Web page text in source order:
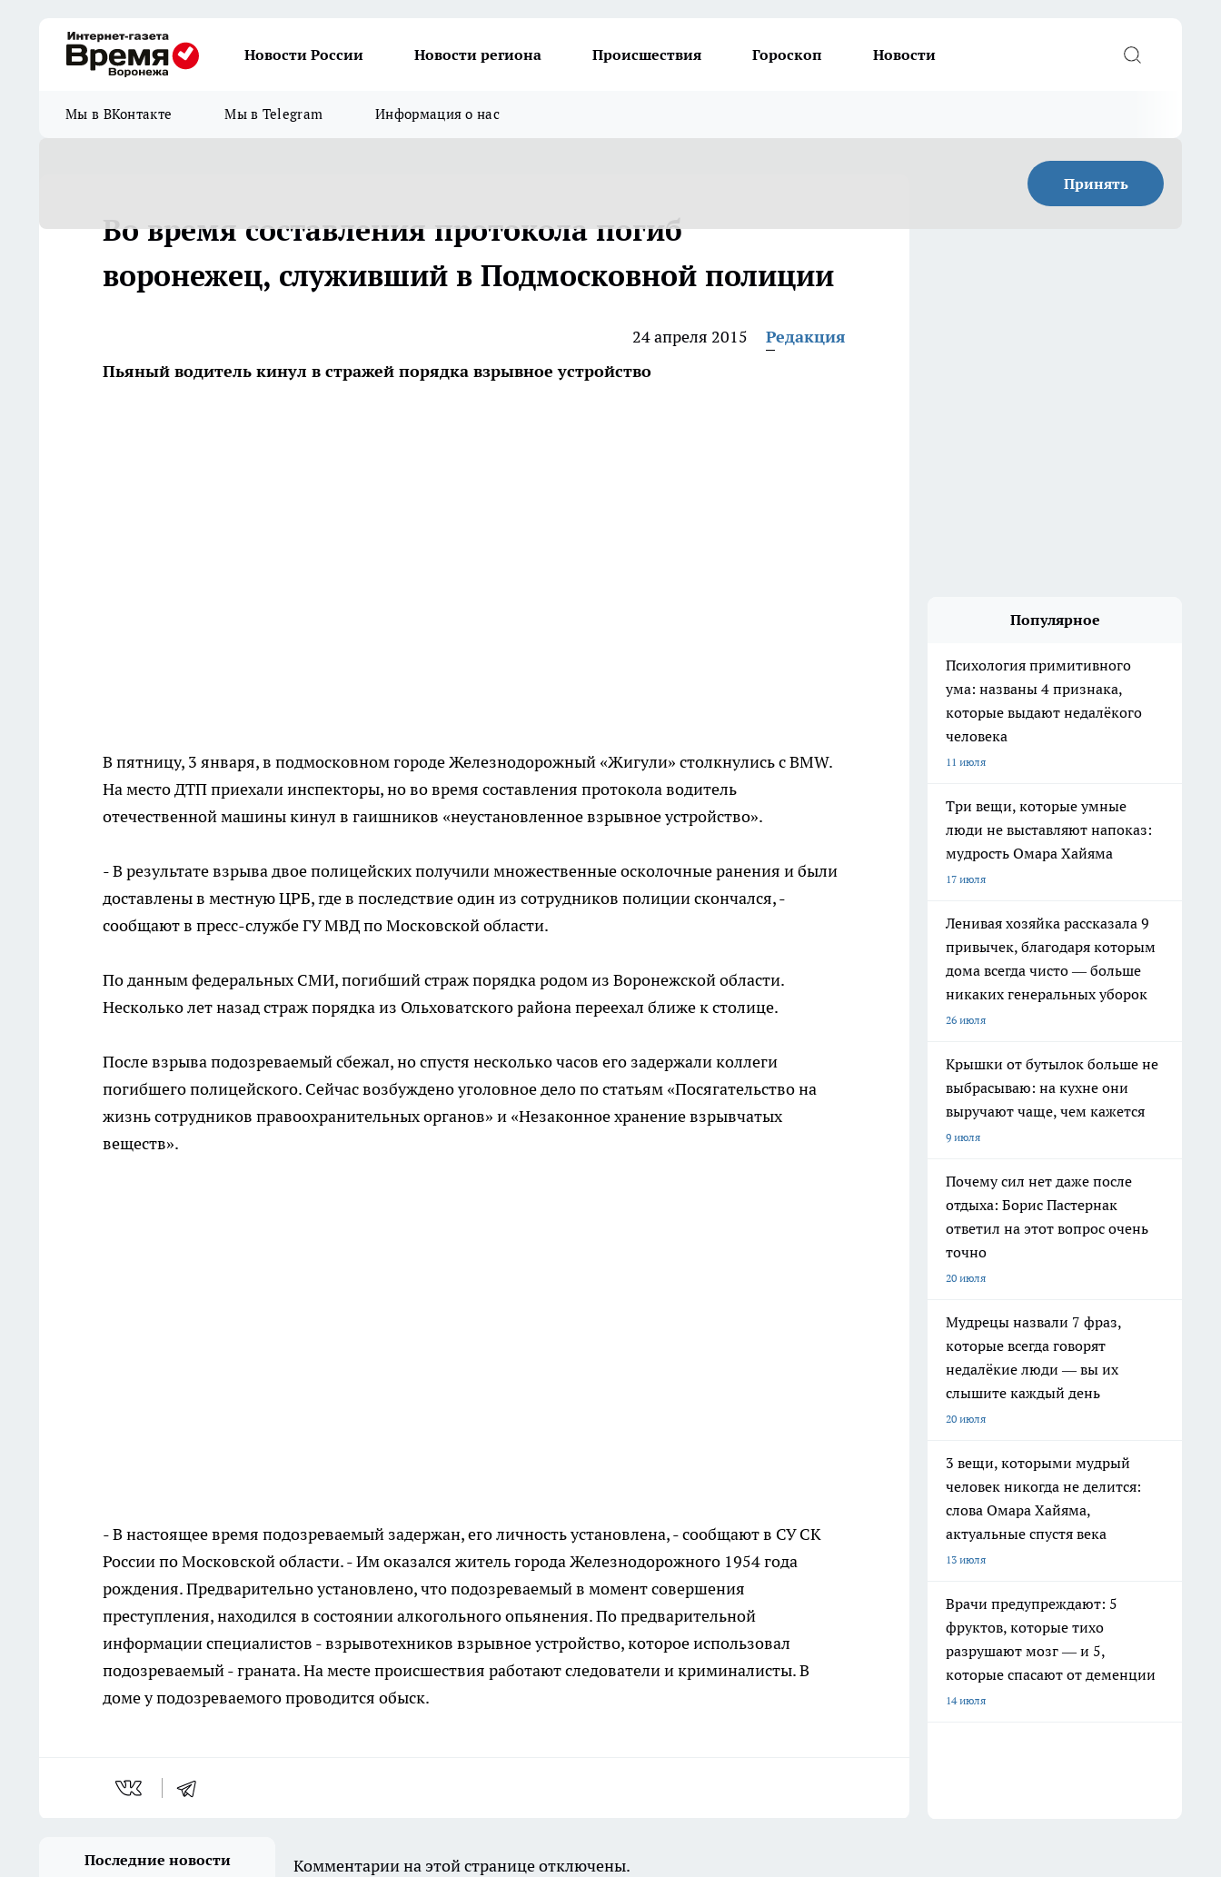
Новости России Новости региона Происшествия Гороскоп Новости
Мы в ВКонтакте Мы в Telegram Информация о нас
Принять
Во время составления протокола погиб
воронежец, служивший в Подмосковной полиции
24 апреля 2015
Редакция
Пьяный водитель кинул в стражей порядка взрывное устройство
В пятницу, 3 января, в подмосковном городе Железнодорожный «Жигули» столкнулись с BMW.
На место ДТП приехали инспекторы, но во время составления протокола водитель
отечественной машины кинул в гаишников «неустановленное взрывное устройство».
- В результате взрыва двое полицейских получили множественные осколочные ранения и были
доставлены в местную ЦРБ, где в последствие один из сотрудников полиции скончался, -
сообщают в пресс-службе ГУ МВД по Московской области.
По данным федеральных СМИ, погибший страж порядка родом из Воронежской области.
Несколько лет назад страж порядка из Ольховатского района переехал ближе к столице.
После взрыва подозреваемый сбежал, но спустя несколько часов его задержали коллеги
погибшего полицейского. Сейчас возбуждено уголовное дело по статьям «Посягательство на
жизнь сотрудников правоохранительных органов» и «Незаконное хранение взрывчатых
веществ».
- В настоящее время подозреваемый задержан, его личность установлена, - сообщают в СУ СК
России по Московской области. - Им оказался житель города Железнодорожного 1954 года
рождения. Предварительно установлено, что подозреваемый в момент совершения
преступления, находился в состоянии алкогольного опьянения. По предварительной
информации специалистов - взрывотехников взрывное устройство, которое использовал
подозреваемый - граната. На месте происшествия работают следователи и криминалисты. В
доме у подозреваемого проводится обыск.
Популярное
Психология примитивного
ума: названы 4 признака,
которые выдают недалёкого
человека
11 июля
Три вещи, которые умные
люди не выставляют напоказ:
мудрость Омара Хайяма
17 июля
Ленивая хозяйка рассказала 9
привычек, благодаря которым
дома всегда чисто — больше
никаких генеральных уборок
26 июля
Крышки от бутылок больше не
выбрасываю: на кухне они
выручают чаще, чем кажется
9 июля
Почему сил нет даже после
отдыха: Борис Пастернак
ответил на этот вопрос очень
точно
20 июля
Мудрецы назвали 7 фраз,
которые всегда говорят
недалёкие люди — вы их
слышите каждый день
20 июля
3 вещи, которыми мудрый
человек никогда не делится:
слова Омара Хайяма,
актуальные спустя века
13 июля
Врачи предупреждают: 5
фруктов, которые тихо
разрушают мозг — и 5,
которые спасают от деменции
14 июля
Последние новости Комментарии на этой странице отключены.